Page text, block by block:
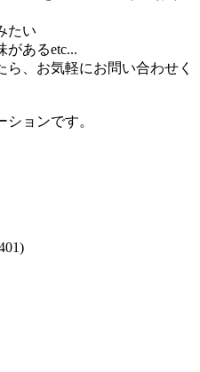
たい
があるetc...
、お気軽にお問い合わせく
ョンです。